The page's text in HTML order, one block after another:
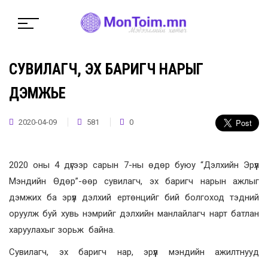
СУВИЛАГЧ, ЭХ БАРИГЧ НАРЫГ
ДЭМЖЬЕ
2020-04-09 581 0
2020 оны 4 дүгээр сарын 7-ны өдөр буюу “Дэлхийн Эрүүл
Мэндийн Өдөр”-өөр сувилагч, эх баригч нарын ажлыг
дэмжих ба эрүүл дэлхий ертөнцийг бий болгоход тэдний
оруулж буй хувь нэмрийг дэлхийн манлайлагч нарт батлан
харуулахыг зорьж байна.
Сувилагч, эх баригч нар, эрүүл мэндийн ажилтнууд